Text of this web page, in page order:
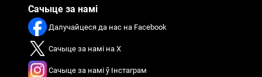
Сачыце за намі
Далучайцеся да нас на Facebook
Сачыце за намі на X
Сачыце за намі ў Інстаграм